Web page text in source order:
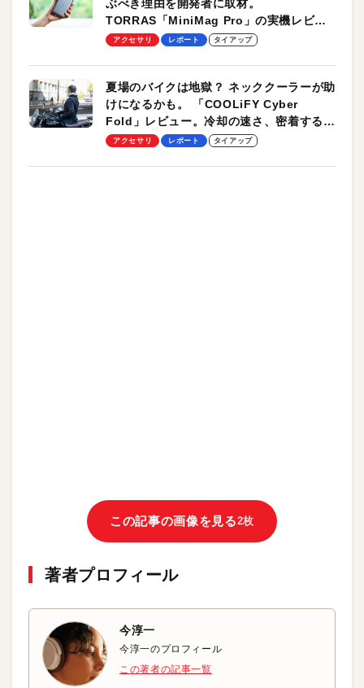
ぶべき理由を開発者に取材。
TORRAS「MiniMag Pro」の実機レビュ
ーも
アクセサリ レポート タイアップ
夏場のバイクは地獄？ ネッククーラーが助
けになるかも。 「COOLiFY Cyber
Fold」レビュー。冷却の速さ、密着する冷
却プレート、シンプルな操作性がグッド！
アクセサリ レポート タイアップ
この記事の画像を見る2枚
著者プロフィール
今淳一
今淳一のプロフィール
この著者の記事一覧